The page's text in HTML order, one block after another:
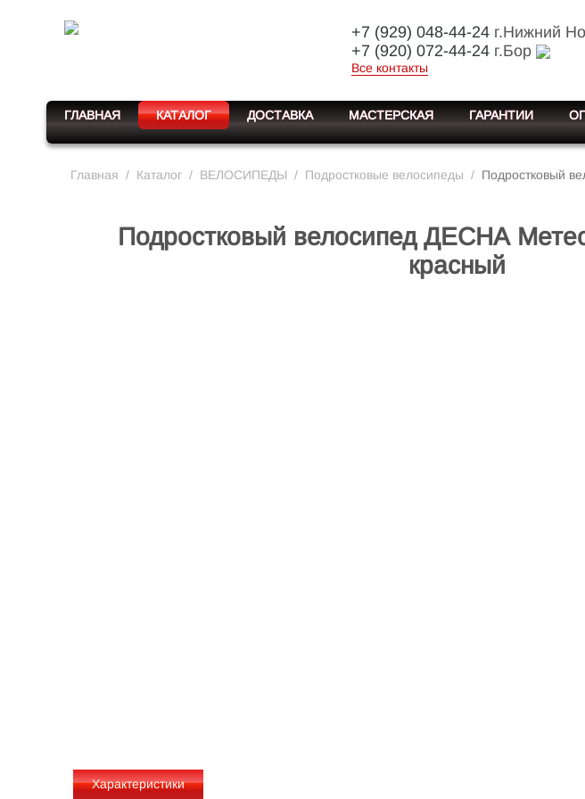
+7 (929) 048-44-24г.Нижний
+7 (920) 072-44-24г.Бор
Все контакты
ГЛАВНАЯ КАТАЛОГ ДОСТАВКА МАСТЕРСКАЯ ГАРАНТИИ
Главная / Каталог / ВЕЛОСИПЕДЫ / Подростковые велосипеды / Подростковый
Подростковый велосипед ДЕСНА
красный
Характеристики